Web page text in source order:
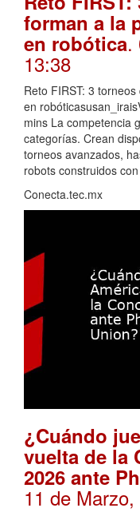
forman a la
en robótica.
13:38
Reto FIRST: 3
en
mins La competencia
categorías. Crean
torneos avanzados,
robots construidos
Conecta.tec.mx
¿Cuándo
vuelta de la
2026 ante
11 de